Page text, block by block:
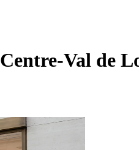
Val de